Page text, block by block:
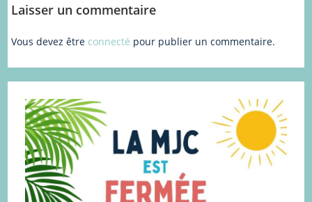
Laisser un commentaire
Vous devez être connecté pour publier un commentaire.